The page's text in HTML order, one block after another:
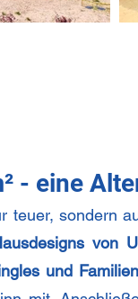
- eine
teuer, sondern
von
und